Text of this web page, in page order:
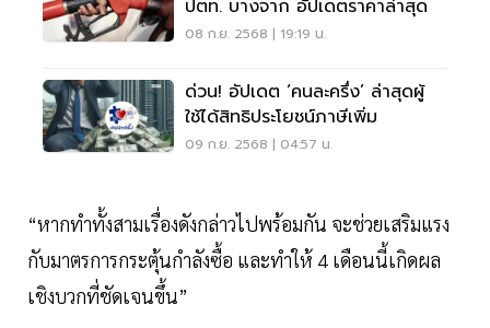
ปตท. บางจาก อัปเดตราคาล่าสุด
08 ก.ย. 2568 | 19:19 น.
ด่วน! อัปเดต ‘คนละครึ่ง’ ล่าสุดผู้
ใช้ได้สิทธิประโยชน์ภาษีเพิ่ม
09 ก.ย. 2568 | 04:57 น.
“หากทำทั้งสามเรื่องดังกล่าวไปพร้อมกัน จะช่วยเสริมแรง
กับมาตรการกระตุ้นกำลังซื้อ และทำให้ 4 เดือนนี้เกิดผล
เชิงบวกที่ชัดเจนขึ้น”